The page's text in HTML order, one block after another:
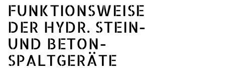
FUNKTIONSWEISE
DER HYDR. STEIN-
UND BETON-
SPALTGERÄTE